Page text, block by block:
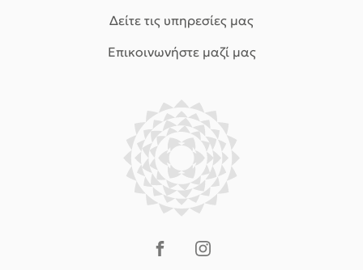
Δείτε τις υπηρεσίες μας
Επικοινωνήστε μαζί μας